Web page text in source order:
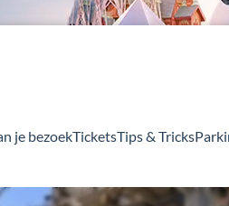
je bezoekTicketsTips & Tricks